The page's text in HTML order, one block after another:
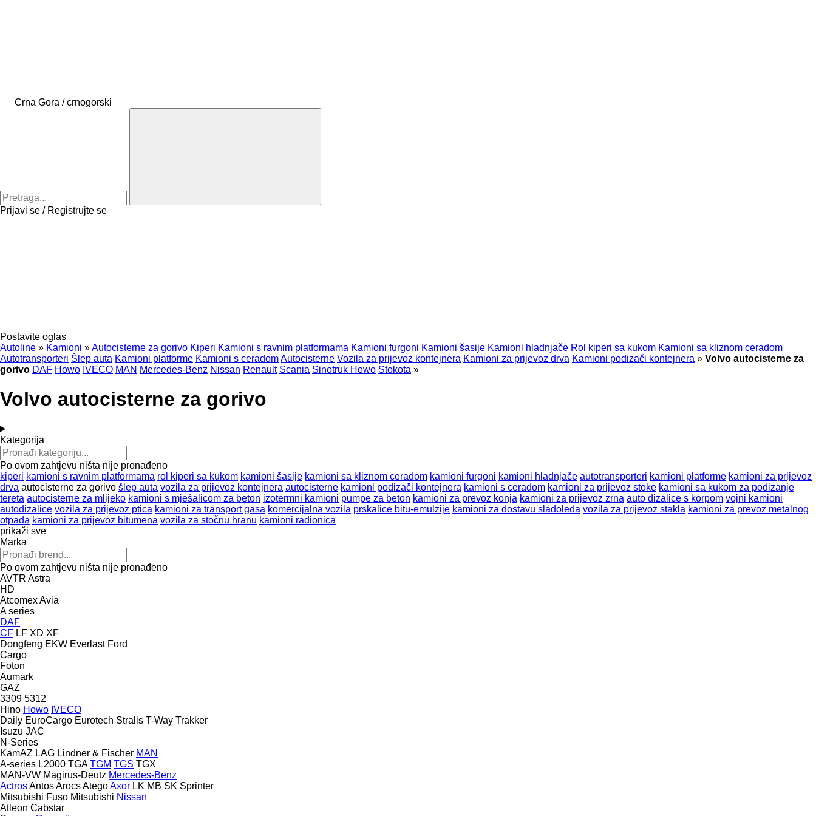
Crna Gora / crnogorski
Prijavi se / Registrujte se
Postavite oglas
Autoline » Kamioni »Autocisterne za gorivo Kiperi Kamioni s ravnim platformama Kamioni furgoni Kamioni šasije Kamioni hladnjače Rol kiperi sa kukom Kamioni sa kliznom ceradom
Autotransporteri Šlep auta Kamioni platforme Kamioni s ceradomAutocisterne Vozila za prijevoz kontejnera Kamioni za prijevoz drva Kamioni podizači kontejnera » Volvo autocisterne za
gorivo DAF Howo IVECO MAN Mercedes-Benz Nissan Renault Scania Sinotruk Howo Stokota »
Volvo autocisterne za gorivo
Kategorija
Po ovom zahtjevu ništa nije pronađeno
kiperi kamioni s ravnim platformama rol kiperi sa kukom kamioni šasije kamioni sa kliznom ceradom kamioni furgoni kamioni hladnjače autotransporteri kamioni platforme kamioni za prijevoz
drva autocisterne za gorivo šlep auta vozila za prijevoz kontejnera autocisterne kamioni podizači kontejnera kamioni s ceradom kamioni za prijevoz stoke kamioni sa kukom za podizanje
tereta autocisterne za mlijeko kamioni s mješalicom za beton izotermni kamioni pumpe za beton kamioni za prevoz konja kamioni za prijevoz zrna auto dizalice s korpom vojni kamioni
autodizalice vozila za prijevoz ptica kamioni za transport gasa komercijalna vozila prskalice bitu-emulzije kamioni za dostavu sladoleda vozila za prijevoz stakla kamioni za prevoz metalnog
otpada kamioni za prijevoz bitumena vozila za stočnu hranu kamioni radionica
prikaži sve
Marka
Po ovom zahtjevu ništa nije pronađeno
AVTR Astra
HD
AtcomexAvia
A series
DAF
CF LF XD XF
Dongfeng EKW Everlast Ford
Cargo
Foton
Aumark
GAZ
3309 5312
Hino Howo IVECO
Daily EuroCargo Eurotech Stralis T-Way Trakker
Isuzu JAC
N-Series
KamAZ LAG Lindner & Fischer MAN
A-series L2000 TGA TGM TGS TGX
MAN-VW Magirus-Deutz Mercedes-Benz
ActrosAntosArocsAtegoAxor LK MB SK Sprinter
Mitsubishi Fuso Mitsubishi Nissan
Atleon Cabstar